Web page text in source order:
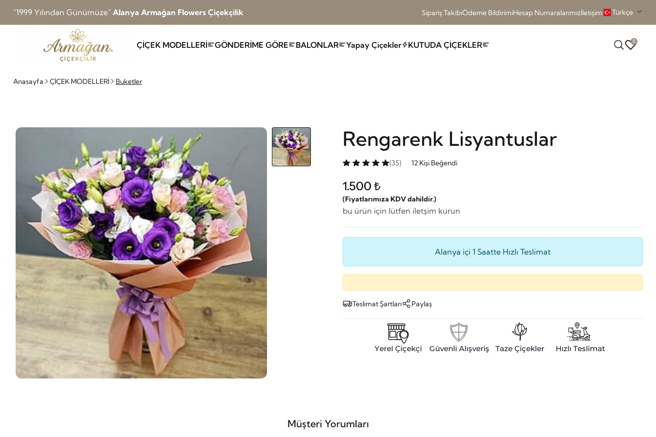
''1999 Yılından Günümüze'' Alanya Armağan Flowers Çiçekçilik Sipariş TakibiÖdeme BildirimiHesap Numaralarımızİletişim Türkçe
ÇİÇEK MODELLERİ GÖNDERİME GÖRE BALONLAR Yapay Çiçekler KUTUDA ÇİÇEKLER 0
Anasayfa ÇİÇEK MODELLERİ Buketler
Rengarenk Lisyantuslar
(35) 12 Kişi Beğendi
1.500 ₺
(Fiyatlarımıza KDV dahildir.)
bu ürün için lütfen iletşim kurun
Alanya içi 1 Saatte Hızlı Teslimat
Teslimat Şartları Paylaş
Müşteri Yorumları